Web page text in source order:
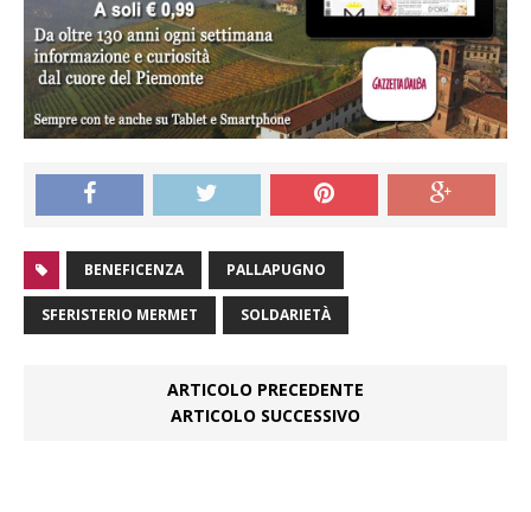
BENEFICENZA PALLAPUGNO
SFERISTERIO MERMET SOLDARIETÀ
ARTICOLO PRECEDENTE
ARTICOLO SUCCESSIVO